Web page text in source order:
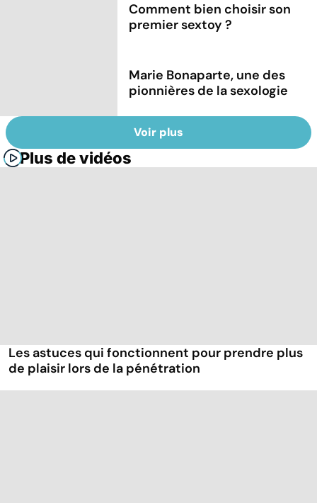
Comment bien choisir son
premier sextoy ?
Marie Bonaparte, une des
pionnières de la sexologie
Voir plus
Plus de vidéos
Les astuces qui fonctionnent pour prendre plus
de plaisir lors de la pénétration